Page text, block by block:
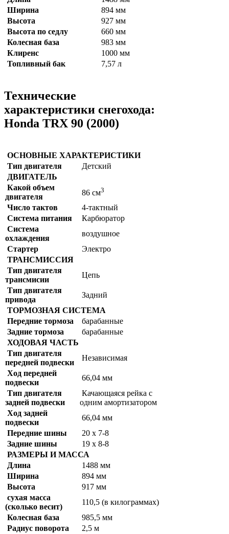
Ширина
894 мм
Высота
927 мм
Высота по седлу
660 мм
Колесная база
983 мм
Клиренс
1000 мм
Топливный бак
7,57 л
Технические
характеристики снегохода:
Honda TRX 90 (2000)
ОСНОВНЫЕ ХАРАКТЕРИСТИКИ
Тип двигателя
Детский
ДВИГАТЕЛЬ
Какой объем
двигателя
86 см3
Число тактов
4-тактный
Система питания
Карбюратор
Система
охлаждения
воздушное
Стартер
Электро
ТРАНСМИССИЯ
Тип двигателя
трансмисии
Цепь
Тип двигателя
привода
Задний
ТОРМОЗНАЯ СИСТЕМА
Передние тормоза
барабанные
Задние тормоза
барабанные
ХОДОВАЯ ЧАСТЬ
Тип двигателя
передней подвески
Независимая
Ход передней
подвески
66,04 мм
Тип двигателя
задней подвески
Качающаяся рейка с
одним амортизатором
Ход задней
подвески
66,04 мм
Передние шины
20 х 7-8
Задние шины
19 х 8-8
РАЗМЕРЫ И МАССА
Длина
1488 мм
Ширина
894 мм
Высота
917 мм
сухая масса
(сколько весит)
110,5 (в килограммах)
Колесная база
985,5 мм
Радиус поворота
2,5 м